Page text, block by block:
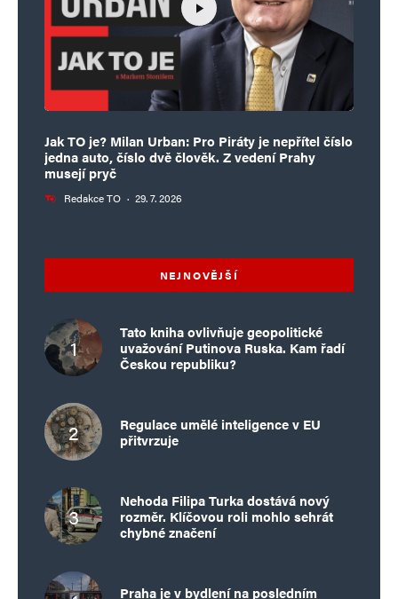
Jak TO je? Milan Urban: Pro Piráty je nepřítel číslo
jedna auto, číslo dvě člověk. Z vedení Prahy
musejí pryč
Redakce TO · 29. 7. 2026
NEJNOVĚJŠÍ
Tato kniha ovlivňuje geopolitické
uvažování Putinova Ruska. Kam řadí
Českou republiku?
Regulace umělé inteligence v EU
přitvrzuje
Nehoda Filipa Turka dostává nový
rozměr. Klíčovou roli mohlo sehrát
chybné značení
Praha je v bydlení na posledním